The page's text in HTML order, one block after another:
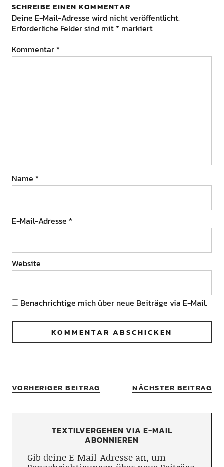
SCHREIBE EINEN KOMMENTAR
Deine E-Mail-Adresse wird nicht veröffentlicht.
Erforderliche Felder sind mit * markiert
Kommentar *
Name *
E-Mail-Adresse *
Website
Benachrichtige mich über neue Beiträge via E-Mail.
VORHERIGER BEITRAG NÄCHSTER BEITRAG
TEXTILVERGEHEN VIA E-MAIL
ABONNIEREN
Gib deine E-Mail-Adresse an, um